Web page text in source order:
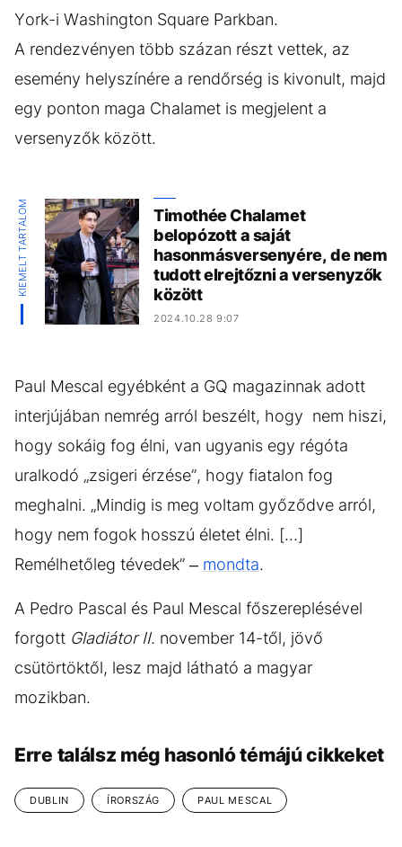
York-i Washington Square Parkban.
A rendezvényen több százan részt vettek, az
esemény helyszínére a rendőrség is kivonult, majd
egy ponton maga Chalamet is megjelent a
versenyzők között.
KIEMELT TARTALOM
Timothée Chalamet
belopózott a saját
hasonmásversenyére, de nem
tudott elrejtőzni a versenyzők
között
2024.10.28 9:07
Paul Mescal egyébként a GQ magazinnak adott
interjújában nemrég arról beszélt, hogy nem hiszi,
hogy sokáig fog élni, van ugyanis egy régóta
uralkodó „zsigeri érzése”, hogy fiatalon fog
meghalni. „Mindig is meg voltam győződve arról,
hogy nem fogok hosszú életet élni. [...]
Remélhetőleg tévedek” – mondta.
A Pedro Pascal és Paul Mescal főszereplésével
forgott Gladiátor II. november 14-től, jövő
csütörtöktől, lesz majd látható a magyar
mozikban.
Erre találsz még hasonló témájú cikkeket
DUBLIN ÍRORSZÁG PAUL MESCAL